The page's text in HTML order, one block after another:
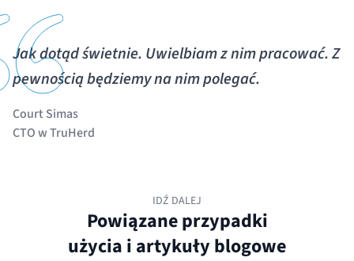
Jak dotąd świetnie. Uwielbiam z nim pracować. Z
pewnością będziemy na nim polegać.
Court Simas
CTO w TruHerd
IDŹ DALEJ
Powiązane przypadki
użycia i artykuły blogowe